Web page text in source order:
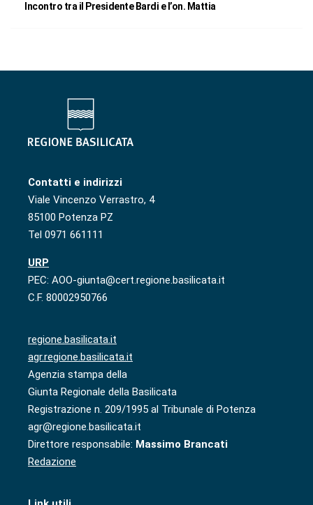
Incontro tra il Presidente Bardi e l’on. Mattia
Contatti e indirizzi
Viale Vincenzo Verrastro, 4
85100 Potenza PZ
Tel 0971 661111
URP
PEC: AOO-giunta@cert.regione.basilicata.it
C.F. 80002950766
regione.basilicata.it
agr.regione.basilicata.it
Agenzia stampa della
Giunta Regionale della Basilicata
Registrazione n. 209/1995 al Tribunale di Potenza
agr@regione.basilicata.it
Direttore responsabile: Massimo Brancati
Redazione